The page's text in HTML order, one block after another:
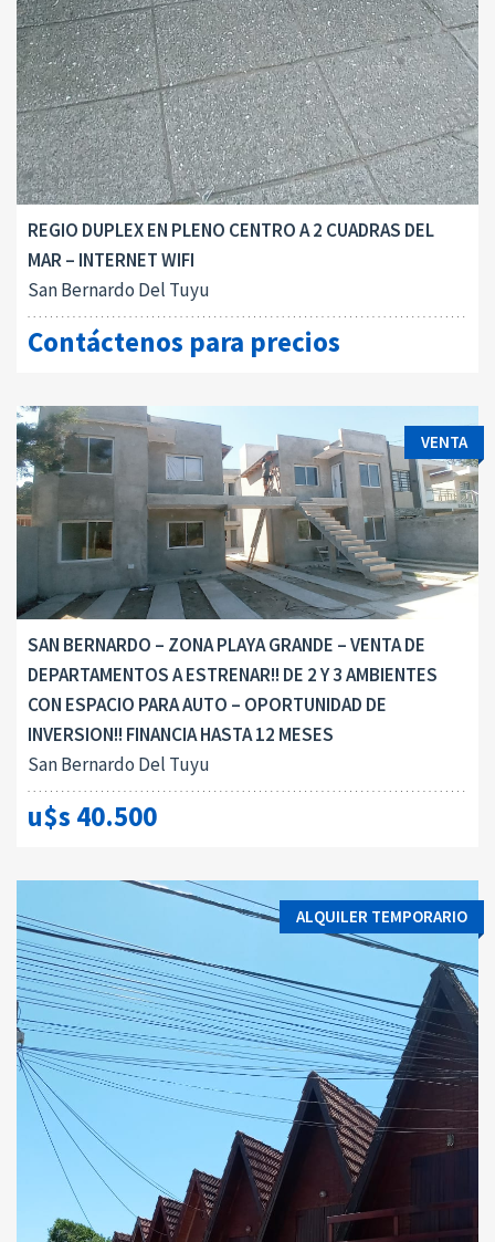
REGIO DUPLEX EN PLENO CENTRO A 2 CUADRAS DEL
MAR – INTERNET WIFI
San Bernardo Del Tuyu
Contáctenos para precios
VENTA
SAN BERNARDO – ZONA PLAYA GRANDE – VENTA DE
DEPARTAMENTOS A ESTRENAR!! DE 2 Y 3 AMBIENTES
CON ESPACIO PARA AUTO – OPORTUNIDAD DE
INVERSION!! FINANCIA HASTA 12 MESES
San Bernardo Del Tuyu
u$s 40.500
ALQUILER TEMPORARIO